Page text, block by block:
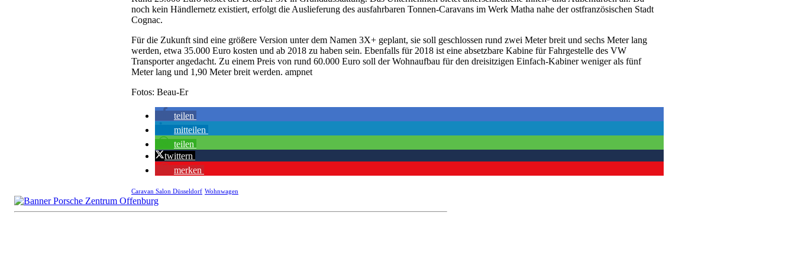
noch kein Händlernetz existiert, erfolgt die Auslieferung des ausfahrbaren Tonnen-Caravans im Werk Matha nahe der ostfranzösischen Stadt
Cognac.
Für die Zukunft sind eine größere Version unter dem Namen 3X+ geplant, sie soll geschlossen rund zwei Meter breit und sechs Meter lang
werden, etwa 35.000 Euro kosten und ab 2018 zu haben sein. Ebenfalls für 2018 ist eine absetzbare Kabine für Fahrgestelle des VW
Transporter angedacht. Zu einem Preis von rund 60.000 Euro soll der Wohnaufbau für den dreisitzigen Einfach-Kabiner weniger als fünf
Meter lang und 1,90 Meter breit werden. ampnet
Fotos: Beau-Er
teilen
mitteilen
teilen
twittern
merken
Caravan Salon Düsseldorf Wohnwagen